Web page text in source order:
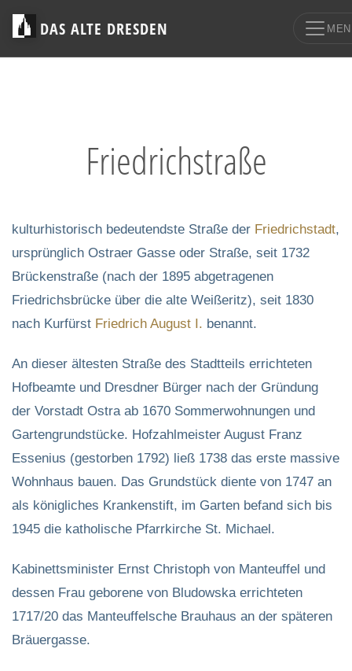
DAS ALTE DRESDEN
Friedrichstraße
kulturhistorisch bedeutendste Straße der Friedrichstadt,
ursprünglich Ostraer Gasse oder Straße, seit 1732
Brückenstraße (nach der 1895 abgetragenen
Friedrichsbrücke über die alte Weißeritz), seit 1830
nach Kurfürst Friedrich August I. benannt.
An dieser ältesten Straße des Stadtteils errichteten
Hofbeamte und Dresdner Bürger nach der Gründung
der Vorstadt Ostra ab 1670 Sommerwohnungen und
Gartengrundstücke. Hofzahlmeister August Franz
Essenius (gestorben 1792) ließ 1738 das erste massive
Wohnhaus bauen. Das Grundstück diente von 1747 an
als königliches Krankenstift, im Garten befand sich bis
1945 die katholische Pfarrkirche St. Michael.
Kabinettsminister Ernst Christoph von Manteuffel und
dessen Frau geborene von Bludowska errichteten
1717/20 das Manteuffelsche Brauhaus an der späteren
Bräuergasse.